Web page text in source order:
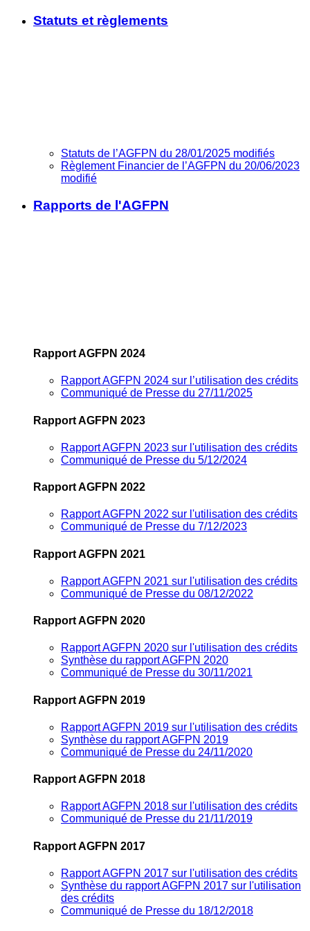
Statuts et règlements
Statuts de l’AGFPN du 28/01/2025 modifiés
Règlement Financier de l’AGFPN du 20/06/2023
modifié
Rapports de l'AGFPN
Rapport AGFPN 2024
Rapport AGFPN 2024 sur l’utilisation des crédits
Communiqué de Presse du 27/11/2025
Rapport AGFPN 2023
Rapport AGFPN 2023 sur l'utilisation des crédits
Communiqué de Presse du 5/12/2024
Rapport AGFPN 2022
Rapport AGFPN 2022 sur l'utilisation des crédits
Communiqué de Presse du 7/12/2023
Rapport AGFPN 2021
Rapport AGFPN 2021 sur l'utilisation des crédits
Communiqué de Presse du 08/12/2022
Rapport AGFPN 2020
Rapport AGFPN 2020 sur l'utilisation des crédits
Synthèse du rapport AGFPN 2020
Communiqué de Presse du 30/11/2021
Rapport AGFPN 2019
Rapport AGFPN 2019 sur l'utilisation des crédits
Synthèse du rapport AGFPN 2019
Communiqué de Presse du 24/11/2020
Rapport AGFPN 2018
Rapport AGFPN 2018 sur l'utilisation des crédits
Communiqué de Presse du 21/11/2019
Rapport AGFPN 2017
Rapport AGFPN 2017 sur l'utilisation des crédits
Synthèse du rapport AGFPN 2017 sur l'utilisation
des crédits
Communiqué de Presse du 18/12/2018